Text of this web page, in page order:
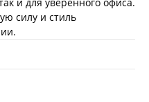
силу и стиль